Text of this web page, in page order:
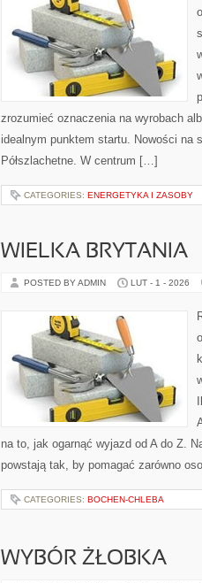
zrozumieć oznaczenia na wyrobach
idealnym punktem startu. Nowości na
Półszlachetne. W centrum […]
CATEGORIES: ENERGETYKA I ZASOBY
WIELKA BRYTANIA
POSTED BY ADMIN LUT - 1 - 2026
na to, jak ogarnąć wyjazd od A do Z.
powstają tak, by pomagać zarówno
CATEGORIES: BOCHEN-CHLEBA
WYBÓR ŻŁOBKA